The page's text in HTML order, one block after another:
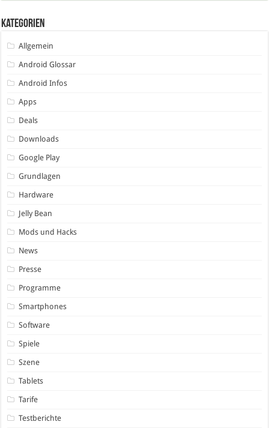
Kategorien
Allgemein
Android Glossar
Android Infos
Apps
Deals
Downloads
Google Play
Grundlagen
Hardware
Jelly Bean
Mods und Hacks
News
Presse
Programme
Smartphones
Software
Spiele
Szene
Tablets
Tarife
Testberichte